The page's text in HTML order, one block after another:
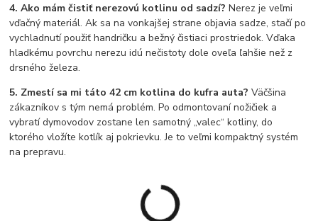
4. Ako mám čistiť nerezovú kotlinu od sadzí? Nerez je veľmi
vďačný materiál. Ak sa na vonkajšej strane objavia sadze, stačí po
vychladnutí použiť handričku a bežný čistiaci prostriedok. Vďaka
hladkému povrchu nerezu idú nečistoty dole oveľa ľahšie než z
drsného železa.
5. Zmestí sa mi táto 42 cm kotlina do kufra auta? Väčšina
zákazníkov s tým nemá problém. Po odmontovaní nožičiek a
vybratí dymovodov zostane len samotný „valec“ kotliny, do
ktorého vložíte kotlík aj pokrievku. Je to veľmi kompaktný systém
na prepravu.